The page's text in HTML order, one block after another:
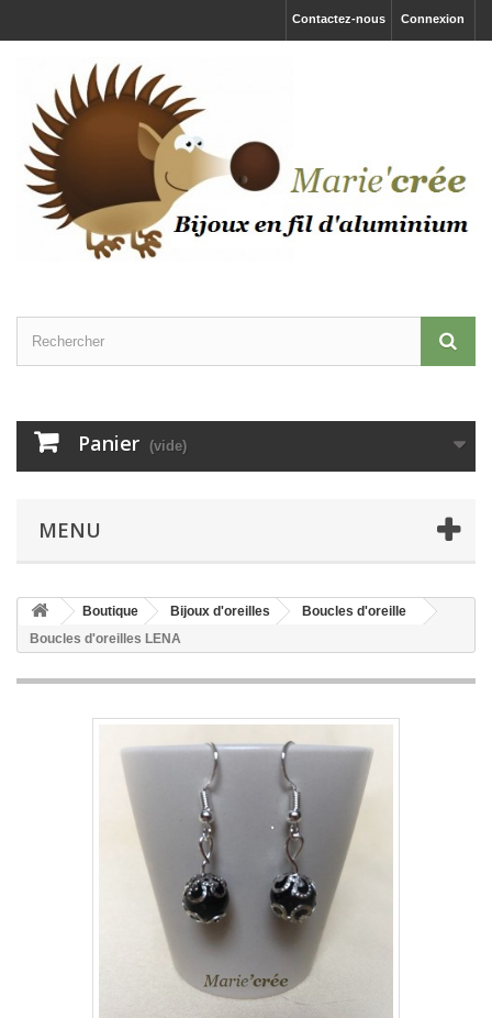
Connexion
Contactez-nous
Panier (vide)
MENU
Boutique Bijoux d'oreilles
Boucles d'oreille
Boucles d'oreilles LENA